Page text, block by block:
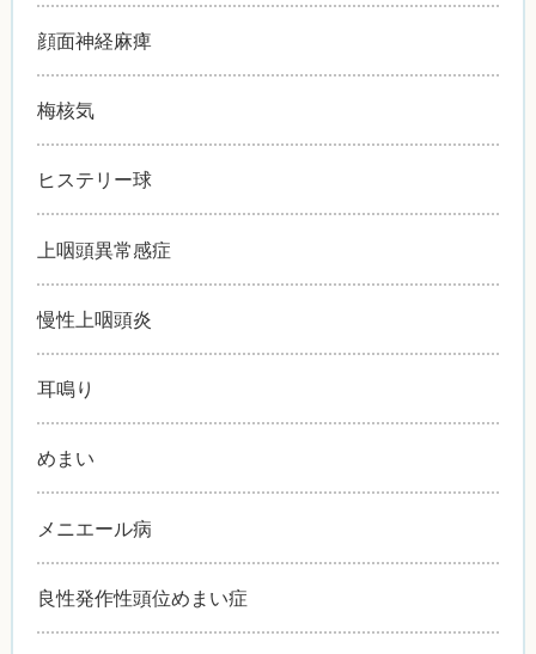
顔面神経麻痺
梅核気
ヒステリー球
上咽頭異常感症
慢性上咽頭炎
耳鳴り
めまい
メニエール病
良性発作性頭位めまい症